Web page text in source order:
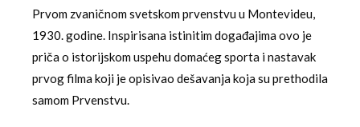
Prvom zvaničnom svetskom prvenstvu u Montevideu,
1930. godine. Inspirisana istinitim događajima ovo je
priča o istorijskom uspehu domaćeg sporta i nastavak
prvog filma koji je opisivao dešavanja koja su prethodila
samom Prvenstvu.